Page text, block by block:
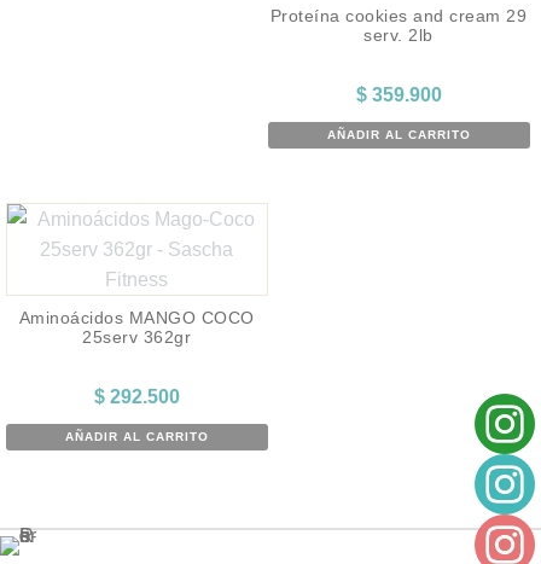
Proteína cookies and cream 29
serv. 2lb
$359.900
AÑADIR AL CARRITO
Aminoácidos MANGO COCO
25serv 362gr
$292.500
AÑADIR AL CARRITO